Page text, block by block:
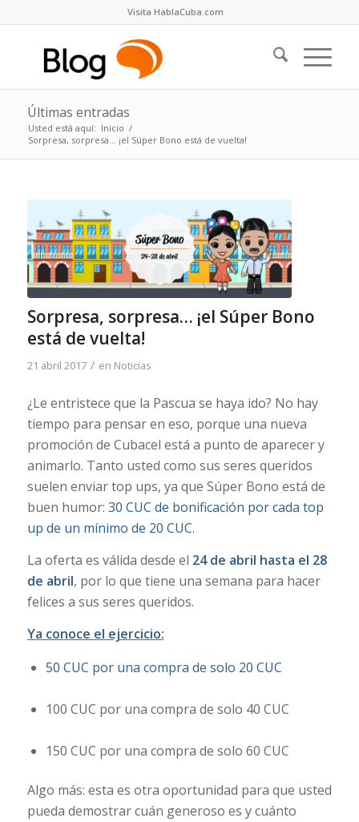
Visita HablaCuba.com
Últimas entradas
Usted está aquí: Inicio /
Sorpresa, sorpresa… ¡el Súper Bono está de vuelta!
Sorpresa, sorpresa… ¡el Súper Bono
está de vuelta!
21 abril 2017 / en Noticias
¿Le entristece que la Pascua se haya ido? No hay
tiempo para pensar en eso, porque una nueva
promoción de Cubacel está a punto de aparecer y
animarlo. Tanto usted como sus seres queridos
suelen enviar top ups, ya que Súper Bono está de
buen humor: 30 CUC de bonificación por cada top
up de un mínimo de 20 CUC.
La oferta es válida desde el 24 de abril hasta el 28
de abril, por lo que tiene una semana para hacer
felices a sus seres queridos.
Ya conoce el ejercicio:
50 CUC por una compra de solo 20 CUC
100 CUC por una compra de solo 40 CUC
150 CUC por una compra de solo 60 CUC
Algo más: esta es otra oportunidad para que usted
pueda demostrar cuán generoso es y cuánto